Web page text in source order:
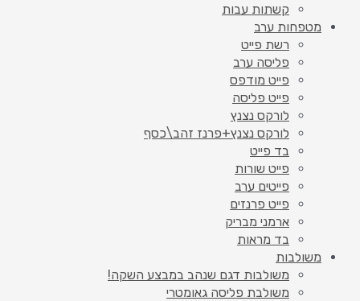
קשתות עבות
מטפחות ערב
רשת פייט
פליסה ערב
פייט מודפס
פייט פליסה
לורקס נצנץ
לורקס נצנץ+פרנז זהב\כסף
בד פייט
פייט שורות
פייטים ערב
פייט פרנזים
ארמני מבריק
בד מראות
משולבות
משולבות דגם שנהב במבצע השקה!
משולבת פליסה גאומטרי